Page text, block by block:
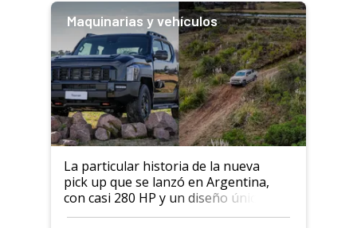
Maquinarias y vehículos
La particular historia de la nueva
pick up que se lanzó en Argentina,
con casi 280 HP y un diseño único: a
cuánto se vende